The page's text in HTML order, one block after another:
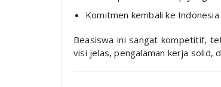
Komitmen kembali ke
Beasiswa ini sangat kompetitif,
visi jelas, pengalaman kerja solid,